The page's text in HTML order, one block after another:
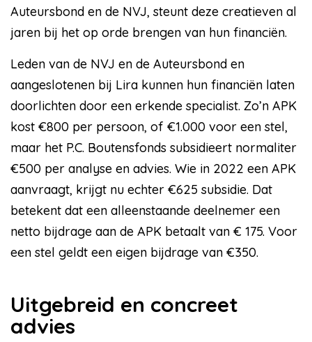
Auteursbond en de NVJ, steunt deze creatieven al
jaren bij het op orde brengen van hun financiën.
Leden van de NVJ en de Auteursbond en
aangeslotenen bij Lira kunnen hun financiën laten
doorlichten door een erkende specialist. Zo’n APK
kost €800 per persoon, of €1.000 voor een stel,
maar het P.C. Boutensfonds subsidieert normaliter
€500 per analyse en advies. Wie in 2022 een APK
aanvraagt, krijgt nu echter €625 subsidie. Dat
betekent dat een alleenstaande deelnemer een
netto bijdrage aan de APK betaalt van € 175. Voor
een stel geldt een eigen bijdrage van €350.
Uitgebreid en concreet
advies